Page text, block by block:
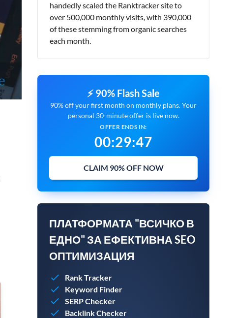
handedly scaled the Ranktracker site to
over 500,000 monthly visits, with 390,000
of these stemming from organic searches
each month.
⚡ 90% Flash Sale
90% off your first month on monthly plans. Your
personal 30-minute offer is live now.
OFFER ENDS IN:
00:29:45
CLAIM 90% OFF NOW
ПЛАТФОРМАТА "ВСИЧКО В
ЕДНО" ЗА ЕФЕКТИВНА SEO
ОПТИМИЗАЦИЯ
Rank Tracker
Keyword Finder
SERP Checker
Backlink Checker